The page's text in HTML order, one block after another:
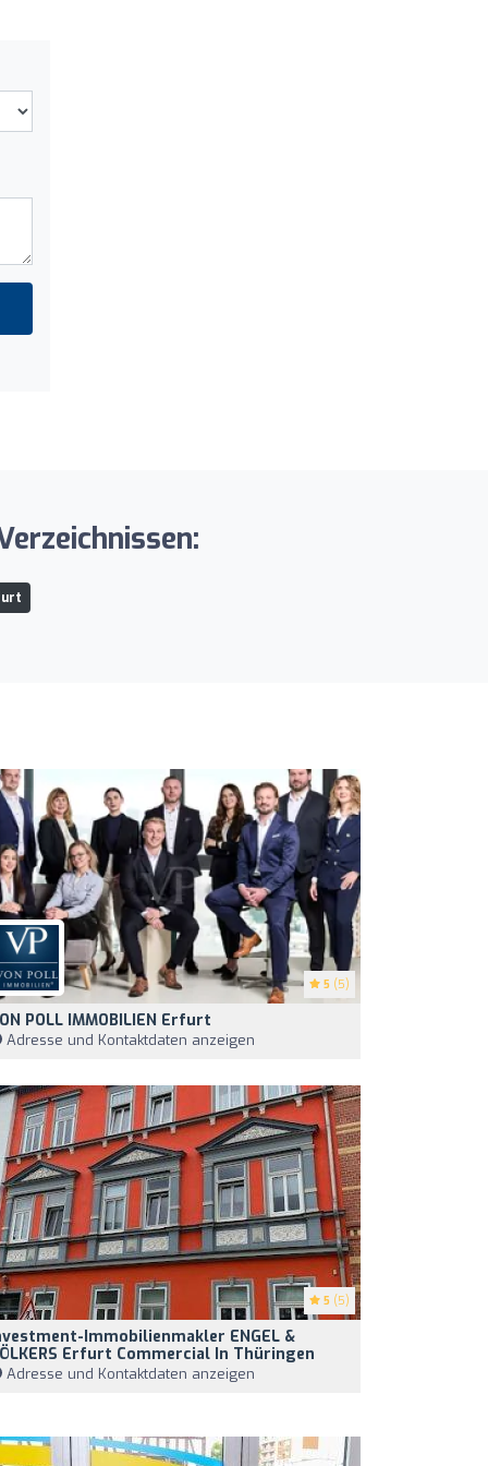
5 (5)
POLL IMMOBILIEN Erfurt
Adresse und Kontaktdaten anzeigen
5 (5)
Immobilienmakler ENGEL &
Erfurt Commercial In Thüringen
Adresse und Kontaktdaten anzeigen